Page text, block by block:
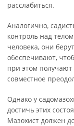
расслабиться.
Аналогично,
контроль над
человека, они
обеспечивают,
при этом получают
совместное
Однако у
достичь этих
Мазохист должен